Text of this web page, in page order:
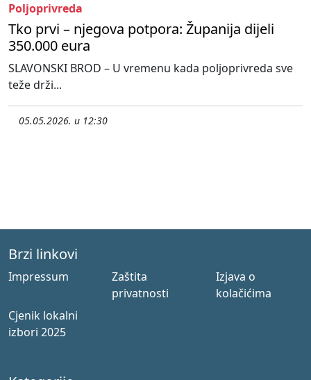
Poljoprivreda
Tko prvi – njegova potpora: Županija dijeli
350.000 eura
SLAVONSKI BROD – U vremenu kada poljoprivreda sve
teže drži...
05.05.2026. u 12:30
Brzi linkovi
Impressum
Zaštita
privatnosti
Izjava o
kolačićima
Cjenik lokalni
izbori 2025